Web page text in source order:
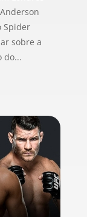
Spider
sobre a
do...